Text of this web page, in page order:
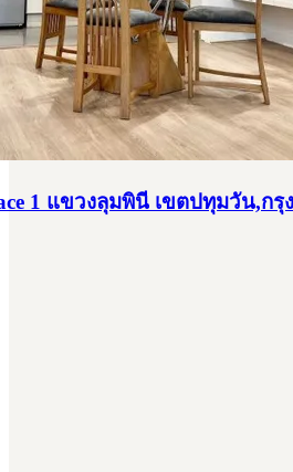
1 แขวงลุมพินี เขตปทุมวัน,ก